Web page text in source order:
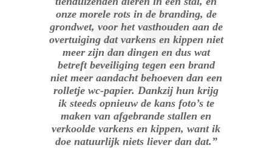
onze morele rots in de branding, de
grondwet, voor het vasthouden aan de
overtuiging dat varkens en kippen niet
meer zijn dan dingen en dus wat
betreft beveiliging tegen een brand
niet meer aandacht behoeven dan een
rolletje wc-papier. Dankzij hun krijg
ik steeds opnieuw de kans foto’s te
maken van afgebrande stallen en
verkoolde varkens en kippen, want ik
doe natuurlijk niets liever dan dat.”